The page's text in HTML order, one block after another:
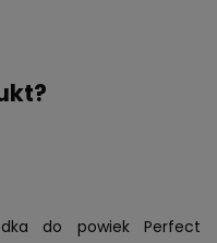
do powiek Perfect